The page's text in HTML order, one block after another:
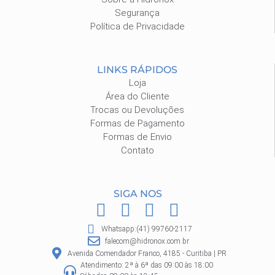
Segurança
Política de Privacidade
LINKS RÁPIDOS
Loja
Área do Cliente
Trocas ou Devoluções
Formas de Pagamento
Formas de Envio
Contato
SIGA NOS
F
a
c
e
I
n
s
t
P
i
n
t
W
h
a
t
Whatsapp:(41) 99760-2117
falecom@hidronox.com.br
Avenida Comendador Franco, 4185 - Curitiba | PR
Atendimento: 2ª à 6ª das 09:00 às 18:00